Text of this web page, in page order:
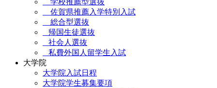
学校推薦型選抜
佐賀県推薦入学特別入試
総合型選抜
帰国生徒選抜
社会人選抜
私費外国人留学生入試
大学院
大学院入試日程
大学院学生募集要項